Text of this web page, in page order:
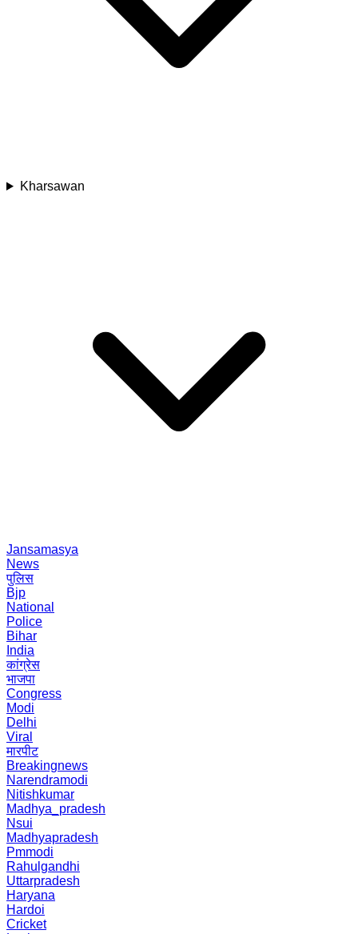
Kharsawan
Jansamasya
News
पुलिस
Bjp
National
Police
Bihar
India
कांग्रेस
भाजपा
Congress
Modi
Delhi
Viral
मारपीट
Breakingnews
Narendramodi
Nitishkumar
Madhya_pradesh
Nsui
Madhyapradesh
Pmmodi
Rahulgandhi
Uttarpradesh
Haryana
Hardoi
Cricket